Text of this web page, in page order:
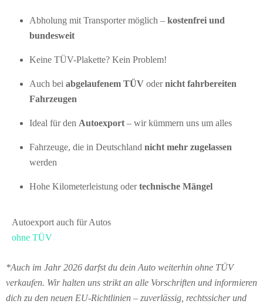
Abholung mit Transporter möglich – kostenfrei und
bundesweit
Keine TÜV-Plakette? Kein Problem!
Auch bei abgelaufenem TÜV odernicht fahrbereiten
Fahrzeugen
Ideal für den Autoexport – wir kümmern uns um alles
Fahrzeuge, die in Deutschland nicht mehr zugelassen
werden
Hohe Kilometerleistung odertechnische Mängel
Autoexport auch für Autos
ohne TÜV
*Auch im Jahr 2026 darfst du dein Auto weiterhin ohne TÜV
verkaufen. Wir halten uns strikt an alle Vorschriften und informieren
dich zu den neuen EU-Richtlinien – zuverlässig, rechtssicher und